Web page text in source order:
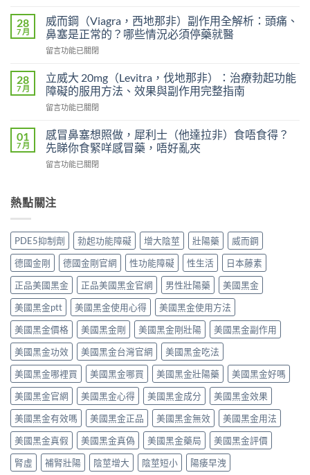
犀
利
士
會
癮
嗎？
效
利
士
副
大
嗎？
賴
性、
停
藥
反
應
與
安
全
用
法
完
整
解
析〉
中
度
超
級
艾
達
雙
效
片
Super
Power）
果
雙
制、
用
法
與
安
全
指
南〉
中
28
7 月
威而鋼（Viagra，西地那非）副作用全解析：頭痛、
鼻塞是正常的？哪些情況必須停藥就醫
在
而
鋼
（Viagra，
西
那
非）
副
作
解
痛、
鼻
塞
是
正
常
的？
哪
些
情
況
必
須
停
藥
就
醫〉
中
留言功能已關閉
28
7 月
立威大 20mg（Levitra，伐地那非）：治療勃起功能
障礙的服用方法、效果與副作用完整指南
在
威
大
20mg（Levitra，
伐
非）：
勃
起
功
能
障
礙
的
服
用
方
法、
效
果
與
副
作
用
完
整
指
南〉
留言功能已關閉
01
7 月
感冒鼻塞想照做，犀利士（他達拉非）食唔食得？
先睇你食緊咩感冒藥，唔好亂夾
在
鼻
塞
照
做，
犀
利
士
（他
達
拉
非）
食
唔
食
得？
先
睇
你
食
緊
咩
感
冒
留言功能已關閉
熱點關注
PDE5抑制劑 勃起功能障礙 增大陰莖 壯陽藥
威而鋼
德國金剛
德國金剛官網 性功能障礙 性生活
日本藤素
正品美國黑金
正品美國黑金官網 男性壯陽藥
美國黑金
美國黑金ptt
美國黑金使用心得
美國黑金使用方法
美國黑金價格
美國黑金剛 美國黑金剛壯陽
美國黑金副作用
美國黑金功效
美國黑金台灣官網
美國黑金吃法
美國黑金哪裡買
美國黑金哪買 美國黑金壯陽藥
美國黑金好嗎
美國黑金官網
美國黑金心得 美國黑金成分
美國黑金效果
美國黑金有效嗎
美國黑金正品 美國黑金無效
美國黑金用法
美國黑金真假
美國黑金真偽 美國黑金藥局
美國黑金評價
腎虛
補腎壯陽 陰莖增大 陰莖短小 陽痿早洩